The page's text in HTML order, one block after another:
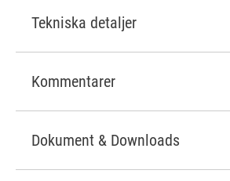
Tekniska detaljer
Kommentarer
Dokument & Downloads